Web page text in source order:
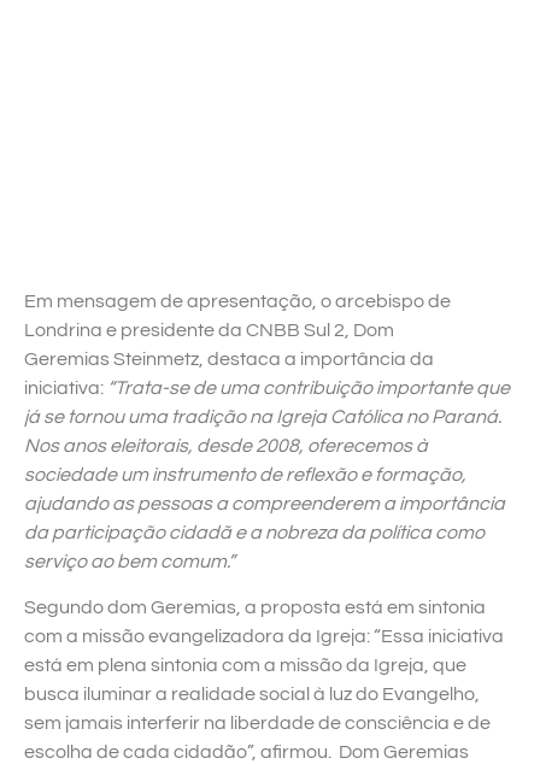
Em mensagem de apresentação, o arcebispo de
Londrina e presidente da CNBB Sul 2, Dom
Geremias Steinmetz, destaca a importância da
iniciativa: “Trata-se de uma contribuição importante que
já se tornou uma tradição na Igreja Católica no Paraná.
Nos anos eleitorais, desde 2008, oferecemos à
sociedade um instrumento de reflexão e formação,
ajudando as pessoas a compreenderem a importância
da participação cidadã e a nobreza da política como
serviço ao bem comum.”
Segundo dom Geremias, a proposta está em sintonia
com a missão evangelizadora da Igreja: “Essa iniciativa
está em plena sintonia com a missão da Igreja, que
busca iluminar a realidade social à luz do Evangelho,
sem jamais interferir na liberdade de consciência e de
escolha de cada cidadão”, afirmou. Dom Geremias